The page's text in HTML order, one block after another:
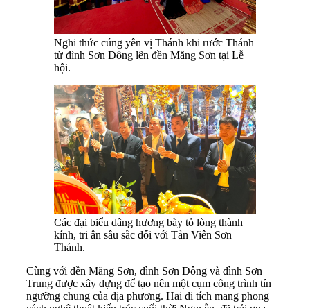
Nghi thức cúng yên vị Thánh khi rước Thánh
từ đình Sơn Đông lên đền Măng Sơn tại Lễ
hội.
Các đại biểu dâng hương bày tỏ lòng thành
kính, tri ân sâu sắc đối với Tản Viên Sơn
Thánh.
Cùng với đền Măng Sơn, đình Sơn Đông và đình Sơn
Trung được xây dựng để tạo nên một cụm công trình tín
ngưỡng chung của địa phương. Hai di tích mang phong